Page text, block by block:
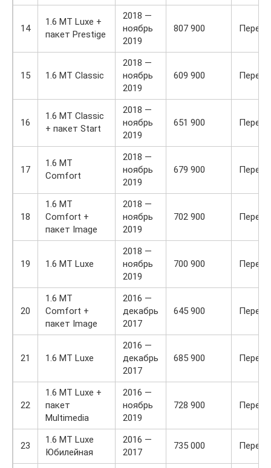
14
1.6 MT Luxe +
пакет Prestige
2018 —
ноябрь
2019
807 900
15 1.6 MT Classic
2018 —
ноябрь
2019
609 900
16
1.6 MT Classic
+ пакет Start
2018 —
ноябрь
2019
651 900
17
1.6 MT
Comfort
2018 —
ноябрь
2019
679 900
18
1.6 MT
Comfort +
пакет Image
2018 —
ноябрь
2019
702 900
19 1.6 MT Luxe
2018 —
ноябрь
2019
700 900
20
1.6 MT
Comfort +
пакет Image
2016 —
декабрь
2017
645 900
21 1.6 MT Luxe
2016 —
декабрь
2017
685 900
22
1.6 MT Luxe +
пакет
Multimedia
2016 —
ноябрь
2019
728 900
23
1.6 MT Luxe
Юбилейная
2016 —
2017
735 000